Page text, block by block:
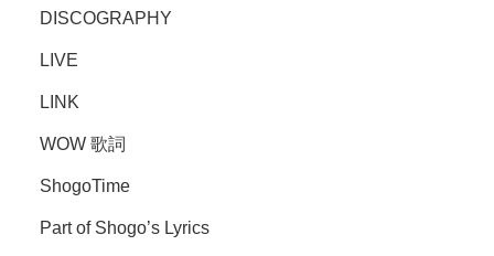
DISCOGRAPHY
LIVE
LINK
WOW 歌詞
ShogoTime
Part of Shogo’s Lyrics